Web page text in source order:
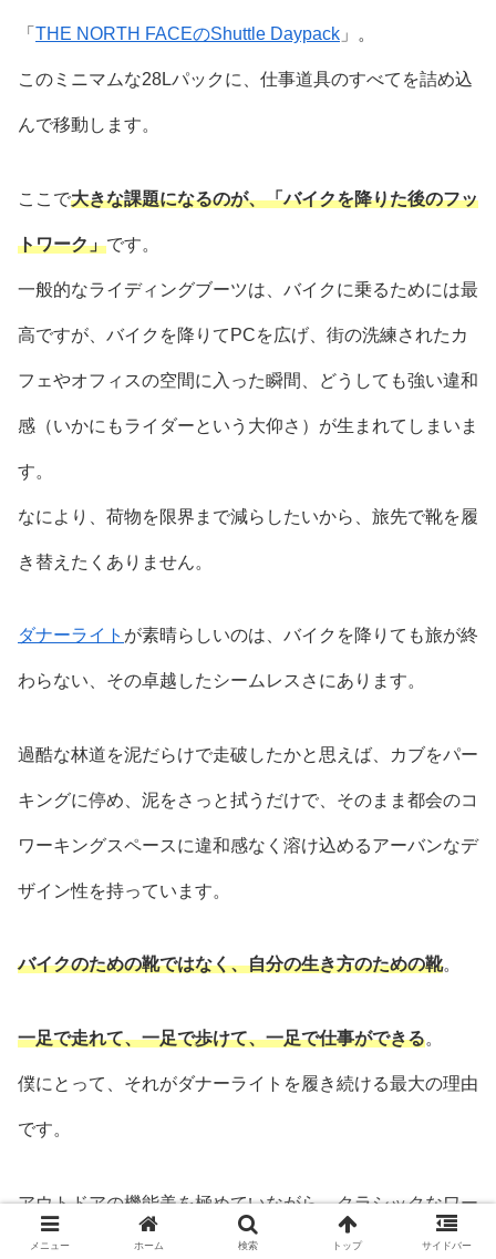
「 THE NORTH FACEのShuttle Daypack 」。
このミニマムな28Lパックに、仕事道具のすべてを詰め込
んで移動します。
ここで大きな課題になるのが、「バイクを降りた後のフッ
トワーク」です。
一般的なライディングブーツは、バイクに乗るためには最
高ですが、バイクを降りてPCを広げ、街の洗練されたカ
フェやオフィスの空間に入った瞬間、どうしても強い違和
感（いかにもライダーという大仰さ）が生まれてしまいま
す。
なにより、荷物を限界まで減らしたいから、旅先で靴を履
き替えたくありません。
ダナーライト が素晴らしいのは、バイクを降りても旅が終
わらない、その卓越したシームレスさにあります。
過酷な林道を泥だらけで走破したかと思えば、カブをパー
キングに停め、泥をさっと拭うだけで、そのまま都会のコ
ワーキングスペースに違和感なく溶け込めるアーバンなデ
ザイン性を持っています。
バイクのための靴ではなく、自分の生き方のための靴。
一足で走れて、一足で歩けて、一足で仕事ができる。
僕にとって、それがダナーライトを履き続ける最大の理由
です。
アウトドアの機能美を極めていながら、クラシックなワー
クブーツとしての品格を失わない。
メニュー ホーム 検索 トップ サイドバー